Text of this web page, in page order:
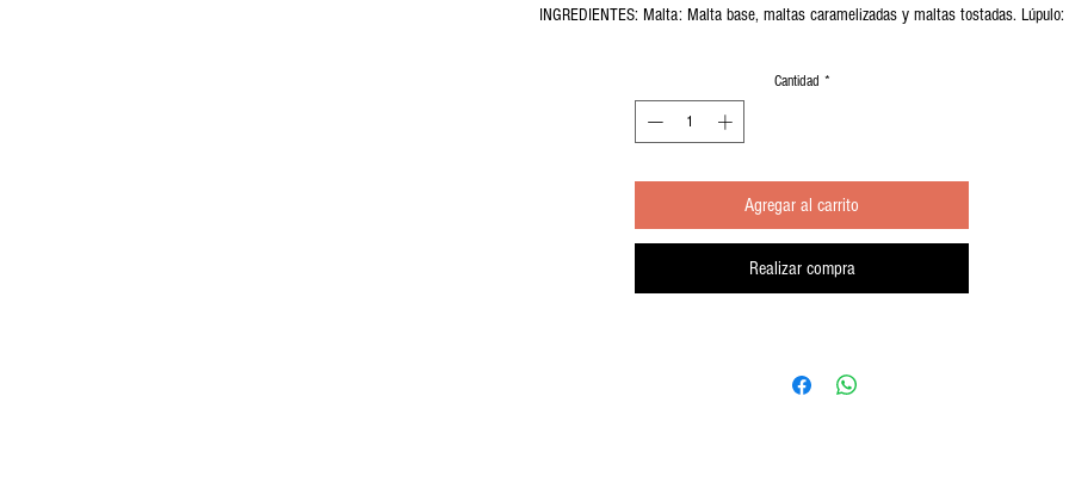
INGREDIENTES: Malta: Malta base, maltas caramelizadas y maltas tostadas. Lúpulo:
CARACTERÍSTICAS DEL PRODUCTO FINAL: Cerveza sin filtrar ni pasteurizar. Consumo
preferente: 1 año. Carbonatación 2.3 vuelo CO2 aprox. No se incorporan azúcares ni
Amargura: 30 IBU
Cantidad *
Agregar al carrito
Realizar compra